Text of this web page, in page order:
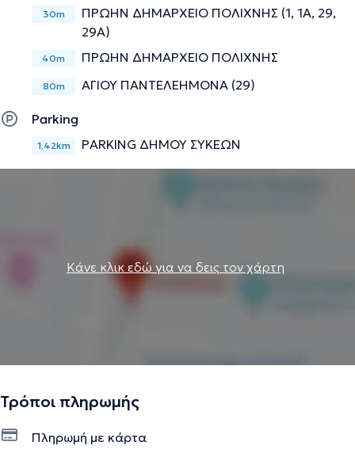
30m
ΠΡΩΗΝ ΔΗΜΑΡΧΕΙΟ ΠΟΛΙΧΝΗΣ (1, 1Α, 29,
29Α)
40m ΠΡΩΗΝ ΔΗΜΑΡΧΕΙΟ ΠΟΛΙΧΝΗΣ
80m ΑΓΙΟΥ ΠΑΝΤΕΛΕΗΜΟΝΑ (29)
Parking
1,42km PARKING ΔΗΜΟΥ ΣΥΚΕΩΝ
Κάνε κλικ εδώ για να δεις τον χάρτη
Τρόποι πληρωμής
Πληρωμή με κάρτα